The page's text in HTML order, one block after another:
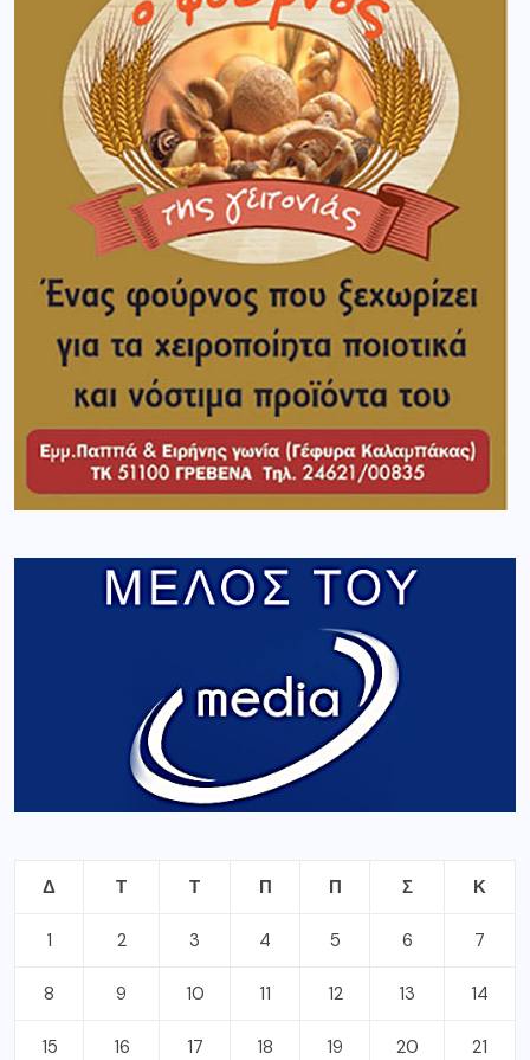
Δ Τ Τ Π Π Σ Κ
1 2 3 4 5 6 7
8 9 10 11 12 13 14
15 16 17 18 19 20 21